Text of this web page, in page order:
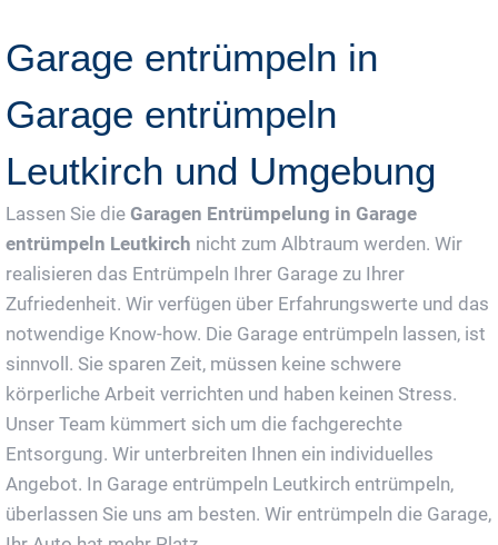
Garage entrümpeln in
Garage entrümpeln
Leutkirch und Umgebung
Lassen Sie die Garagen Entrümpelung in Garage
entrümpeln Leutkirch nicht zum Albtraum werden. Wir
realisieren das Entrümpeln Ihrer Garage zu Ihrer
Zufriedenheit. Wir verfügen über Erfahrungswerte und das
notwendige Know-how. Die Garage entrümpeln lassen, ist
sinnvoll. Sie sparen Zeit, müssen keine schwere
körperliche Arbeit verrichten und haben keinen Stress.
Unser Team kümmert sich um die fachgerechte
Entsorgung. Wir unterbreiten Ihnen ein individuelles
Angebot. In Garage entrümpeln Leutkirch entrümpeln,
überlassen Sie uns am besten. Wir entrümpeln die Garage,